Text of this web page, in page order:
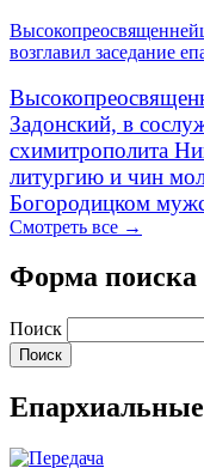
возглавил заседание
Задонский, в
схимитрополита
литургию и чин
Богородицком
Смотреть все →
Форма поиска
Поиск